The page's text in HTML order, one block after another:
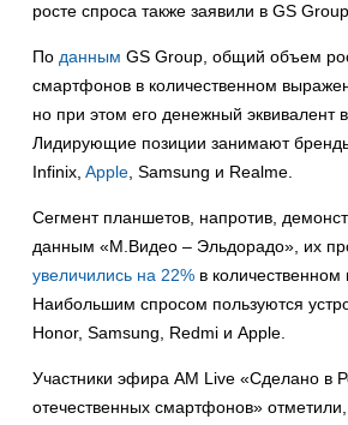
росте спроса также заявили в GS
По данным GS Group, общий объем
смартфонов в количественном
но при этом его денежный эквивалент
Лидирующие позиции занимают
Infinix, Apple, Samsung и Realme.
Сегмент планшетов, напротив,
данным «М.Видео – Эльдорадо», их
увеличились на 22% в
Наибольшим спросом пользуются
Honor, Samsung, Redmi и Apple.
Участники эфира AM Live «Сделано в
отечественных смартфонов»